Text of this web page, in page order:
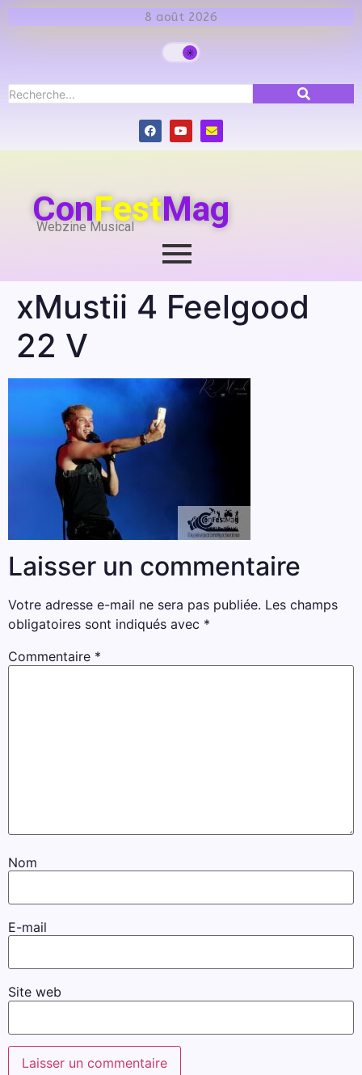
8 août 2026
ConFestMag
Webzine Musical
xMustii 4 Feelgood
22 V
Laisser un commentaire
Votre adresse e-mail ne sera pas publiée. Les champs
obligatoires sont indiqués avec *
Commentaire *
Nom
E-mail
Site web